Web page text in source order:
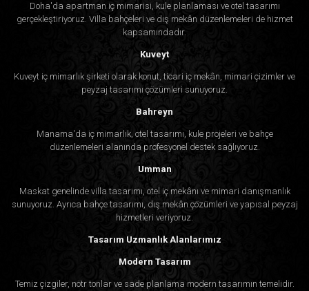
Doha'da apartman iç mimarisi, kule planlaması ve otel tasarımı
gerçekleştiriyoruz. Villa bahçeleri ve dış mekân düzenlemeleri de hizmet
kapsamındadır.
Kuveyt
Kuveyt iç mimarlık şirketi olarak konut, ticari iç mekân, mimari çizimler ve
peyzaj tasarımı çözümleri sunuyoruz.
Bahreyn
Manama'da iç mimarlık, otel tasarımı, kule projeleri ve bahçe
düzenlemeleri alanında profesyonel destek sağlıyoruz.
Umman
Maskat genelinde villa tasarımı, otel iç mekânı ve mimari danışmanlık
sunuyoruz. Ayrıca bahçe tasarımı, dış mekân çözümleri ve yapısal peyzaj
hizmetleri veriyoruz.
Tasarım Uzmanlık Alanlarımız
Modern Tasarım
Temiz çizgiler, nötr tonlar ve sade planlama modern tasarımın temelidir.